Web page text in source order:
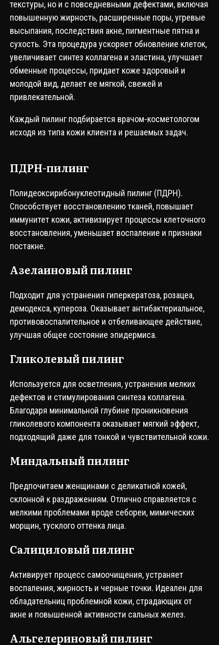
текстуры, но и с повседневными дефектами, включая
повышенную жирность, расширенные поры, угревые
высыпания, последствия акне, пигментные пятна и
сухость. Эта процедура ускоряет обновление клеток,
увеличивает синтез коллагена и эластина, улучшает
обменные процессы, придает коже здоровый и
молодой вид, делает ее мягкой, свежей и
привлекательной.
Каждый пилинг подбирается врачом-косметологом
исходя из типа кожи клиента и решаемых задач.
ПДРН-пилинг
Полидеоксирибонуклеотидный пилинг (ПДРН).
Способствует восстановлению тканей, повышает
иммунитет кожи, активизирует процессы клеточного
восстановления, уменьшает воспаление и признаки
постакне.
Азелаиновый пилинг
Подходит для устранения гиперкератоза, розацеа,
демодекса, купероза. Оказывает антибактериальное,
противовоспалительное и отбеливающее действие,
улучшая общее состояние эпидермиса.
Гликолевый пилинг
Используется для осветления, устранения мелких
дефектов и стимулирования синтеза коллагена.
Благодаря минимальной глубине проникновения
гликолевого компонента оказывает мягкий эффект,
подходящий даже для тонкой и чувствительной кожи.
Миндальный пилинг
Предпочитаем женщинами с деликатной кожей,
склонной к раздражениям. Отлично справляется с
мелкими проблемами вроде себореи, мимических
морщин, тусклого оттенка лица.
Салициловый пилинг
Активирует процесс самоочищения, устраняет
воспаления, жирность и черные точки. Идеален для
обладательниц проблемной кожи, страдающих от
акне и повышенной активности сальных желез.
Альгелериновый пилинг